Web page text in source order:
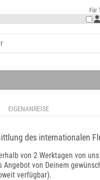
Für
EIGENANREISE
des internationalen
von 2 Werktagen von
Angebot von Deinem
verfügbar).